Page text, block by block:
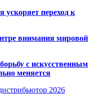
переход к
внимания мировой
с искусственным
меняется
2026